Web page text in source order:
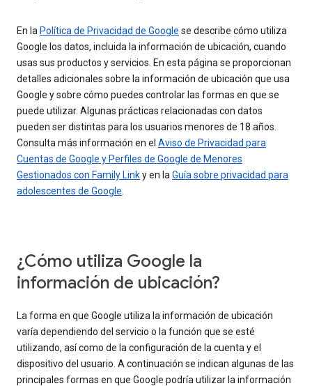
En la Política de Privacidad de Google se describe cómo utiliza
Google los datos, incluida la información de ubicación, cuando
usas sus productos y servicios. En esta página se proporcionan
detalles adicionales sobre la información de ubicación que usa
Google y sobre cómo puedes controlar las formas en que se
puede utilizar. Algunas prácticas relacionadas con datos
pueden ser distintas para los usuarios menores de 18 años.
Consulta más información en el Aviso de Privacidad para
Cuentas de Google y Perfiles de Google de Menores
Gestionados con Family Linky en la Guía sobre privacidad para
adolescentes de Google
¿Cómo utiliza Google la
información de ubicación?
La forma en que Google utiliza la información de ubicación
varía dependiendo del servicio o la función que se esté
utilizando, así como de la configuración de la cuenta y el
dispositivo del usuario. A continuación se indican algunas de las
principales formas en que Google podría utilizar la información